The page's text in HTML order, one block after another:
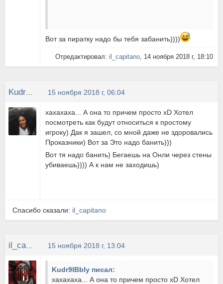
Вот за пиратку надо бы тебя забанить))))
Отредактировал: il_capitano, 14 ноября 2018 г, 18:10
15 ноября 2018 г, 06:04
хахахаха... А она то причем просто xD Хотел
посмотреть как будут относиться к простому
игроку) Дак я зашел, со мной даже не здоровались
Проказники) Вот за Это надо банить)))
Вот тя надо банить) Бегаешь на Онли через стены
убиваешь)))) А к нам не заходишь)
Спасибо сказали: il_capitano
15 ноября 2018 г, 13:04
Kudr9IBbIy писал:
хахахаха... А она то причем просто xD Хотел